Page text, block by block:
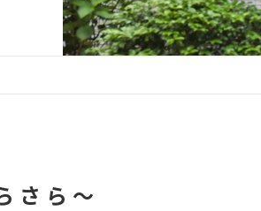
さら～